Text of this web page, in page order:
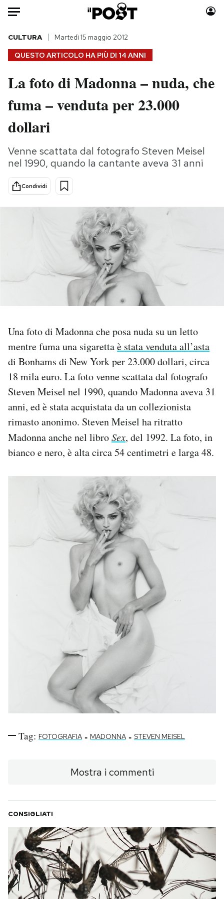
Auto
HOME
Italia
Politica
Tecnologia
Scienza
Cultura
Economia
Moda
Consumismi
Media
NEWSLETTER
SHOP
CALENDARIO
AREA PERSONALE
Notifiche mobile
Hai bisogno di aiuto?
Esci
QUESTO ARTICOLO HA PIÙ DI 14 ANNI
CULTURA Martedì 15 maggio 2012
La foto di Madonna – nuda, che
fuma – venduta per 23.000
dollari
Venne scattata dal fotografo Steven Meisel
nel 1990, quando la cantante aveva 31 anni
Condividi
Una foto di Madonna che posa nuda su un letto
mentre fuma una sigarettaè stata venduta all’asta
di Bonhams di New York per 23.000 dollari, circa
18 mila euro. La foto venne scattata dal fotografo
Steven Meisel nel 1990, quando Madonna aveva 31
anni, ed è stata acquistata da un collezionista
rimasto anonimo. Steven Meisel ha ritratto
Madonna anche nel libroSex, del 1992. La foto, in
bianco e nero, è alta circa 54 centimetri e larga 48.
Tag: FOTOGRAFIA - MADONNA - STEVEN MEISEL
Mostra i commenti
CONSIGLIATI